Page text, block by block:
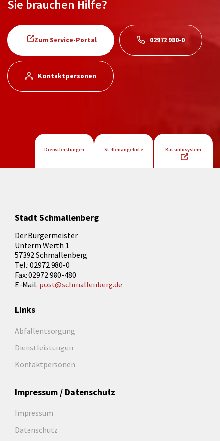
Sie brauchen Hilfe?
Zum Service-Portal 02972 980-0
Kontaktpersonen
Dienstleistungen Stellenangebote Ratsinfosystem
Stadt Schmallenberg
Der Bürgermeister
Unterm Werth 1
57392 Schmallenberg
Tel.: 02972 980-0
Fax: 02972 980-480
E-Mail: post@schmallenberg.de
Links
Abfallentsorgung
Dienstleistungen
Kontaktpersonen
Impressum / Datenschutz
Impressum
Datenschutz